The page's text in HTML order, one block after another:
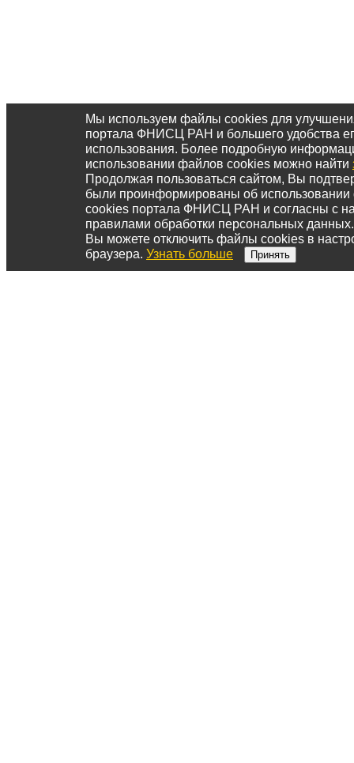
Мы используем файлы cookies для
портала ФНИСЦ РАН и большего удобства
использования. Более подробную
использовании файлов cookies можно найти
Продолжая пользоваться сайтом, Вы
были проинформированы об
cookies портала ФНИСЦ РАН и согласны с
правилами обработки персональных данных.
Вы можете отключить файлы cookies в
браузера. Узнать больше Принять